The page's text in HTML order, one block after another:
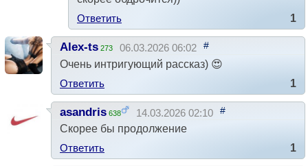
Ответить
1
Alex-ts 273 06.03.2026 06:02 #
Очень интригующий рассказ) 😍
Ответить
1
asandris 638 14.03.2026 02:10 #
Скорее бы продолжение
Ответить
1